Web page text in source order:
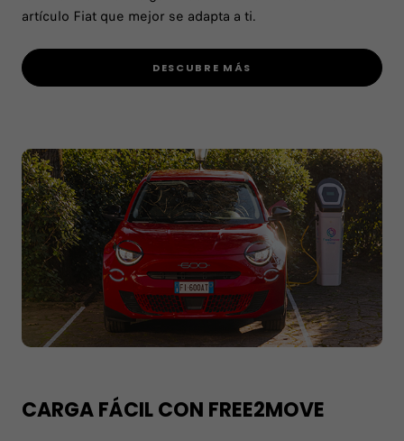
artículo Fiat que mejor se adapta a ti.
DESCUBRE MÁS
CARGA FÁCIL CON FREE2MOVE